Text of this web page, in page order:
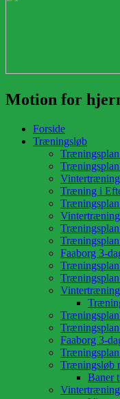
Motion for
Forside
Træningsløb
Træning i
Faaborg 3-
Faaborg 3-
Træningsløb
Baner